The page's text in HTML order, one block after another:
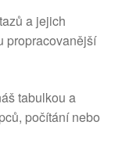
a jejich
propracovanější
tabulkou a
počítání nebo